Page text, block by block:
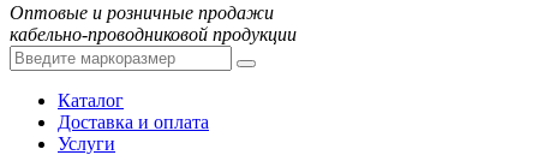
Оптовые и розничные продажи
кабельно-проводниковой продукции
Каталог
Доставка и оплата
Услуги